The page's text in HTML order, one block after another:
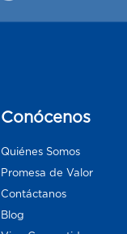
Conócenos
Quiénes Somos
Promesa de Valor
Contáctanos
Blog